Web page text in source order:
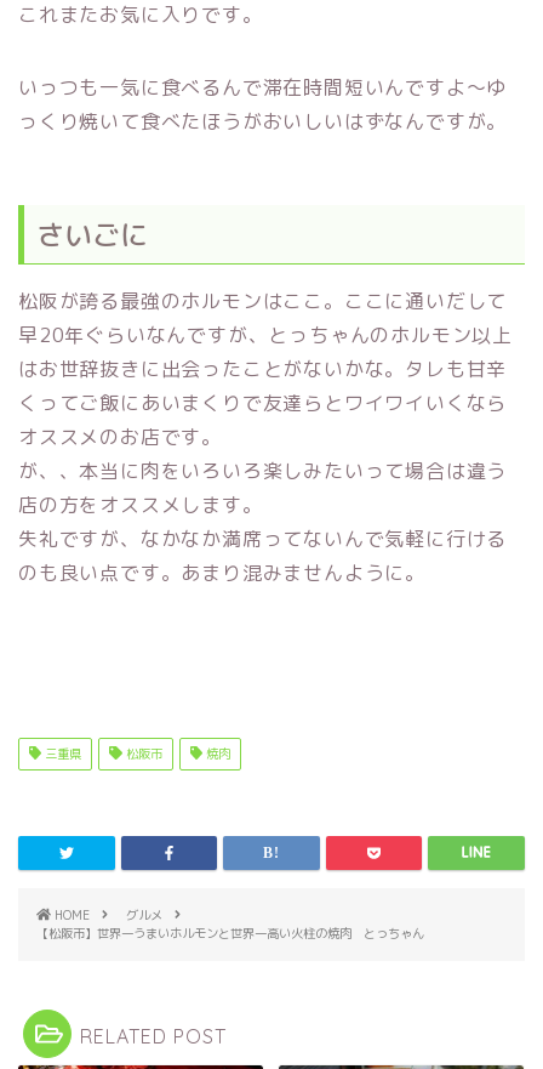
これまたお気に入りです。
いっつも一気に食べるんで滞在時間短いんですよ～ゆ
っくり焼いて食べたほうがおいしいはずなんですが。
さいごに
松阪が誇る最強のホルモンはここ。ここに通いだして
早20年ぐらいなんですが、とっちゃんのホルモン以上
はお世辞抜きに出会ったことがないかな。タレも甘辛
くってご飯にあいまくりで友達らとワイワイいくなら
オススメのお店です。
が、、本当に肉をいろいろ楽しみたいって場合は違う
店の方をオススメします。
失礼ですが、なかなか満席ってないんで気軽に行ける
のも良い点です。あまり混みませんように。
三重県 松阪市 焼肉
HOME
グルメ
【松阪市】世界一うまいホルモンと世界一高い火柱の焼肉 とっちゃん
RELATED POST